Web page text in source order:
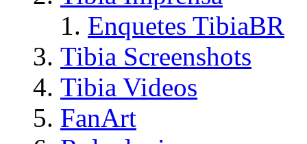
Enquetes TibiaBR
Tibia Screenshots
Tibia Videos
FanArt